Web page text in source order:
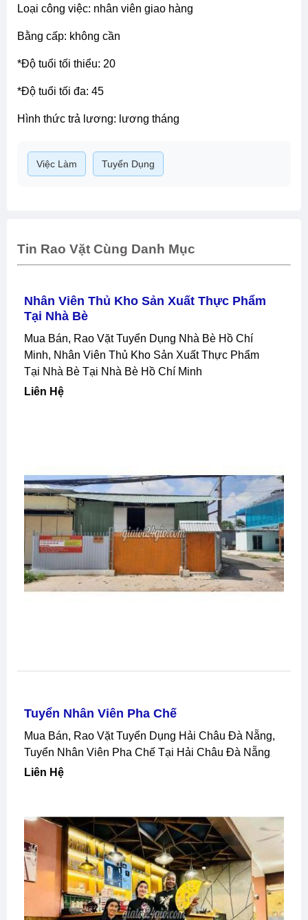
loại công việc: nhân viên giao hàng
bằng cấp: không cần
*độ tuổi tối thiểu: 20
*độ tuổi tối đa: 45
hình thức trả lương: lương tháng
Việc Làm Tuyển Dụng
Tin Rao Vặt Cùng Danh Mục
Nhân Viên Thủ Kho Sản Xuất Thực Phẩm
Tại Nhà Bè
Mua Bán, Rao Vặt Tuyển Dụng Nhà Bè Hồ Chí
Minh, Nhân Viên Thủ Kho Sản Xuất Thực Phẩm
Tại Nhà Bè Tại Nhà Bè Hồ Chí Minh
Liên Hệ
Tuyển Nhân Viên Pha Chế
Mua Bán, Rao Vặt Tuyển Dụng Hải Châu Đà Nẵng,
Tuyển Nhân Viên Pha Chế Tại Hải Châu Đà Nẵng
Liên Hệ